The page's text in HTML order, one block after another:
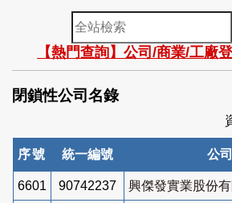
全
站
檢
索
【熱門查詢】公司/商業/工廠
閉鎖性公司名錄
序號 統一編號 公
6601 90742237 興傑發實業股份有